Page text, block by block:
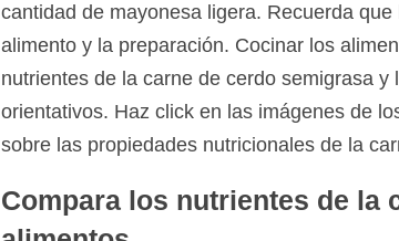
cantidad de mayonesa ligera. Recuerda
alimento y la preparación. Cocinar los
nutrientes de la carne de cerdo semigrasa
orientativos. Haz click en las imágenes de
sobre las propiedades nutricionales de la
Compara los nutrientes de la